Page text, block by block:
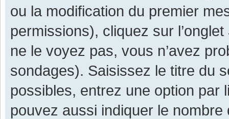
ou la modification du premier
permissions), cliquez sur l’onglet
ne le voyez pas, vous n’avez
sondages). Saisissez le titre du
possibles, entrez une option par
pouvez aussi indiquer le